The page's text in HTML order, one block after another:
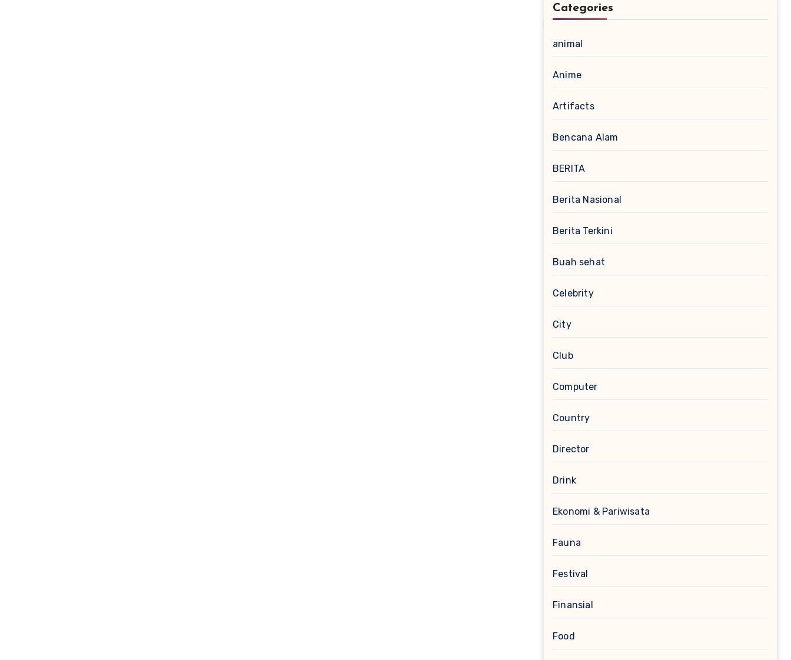
Categories
animal
Anime
Artifacts
Bencana Alam
BERITA
Berita Nasional
Berita Terkini
Buah sehat
Celebrity
City
Club
Computer
Country
Director
Drink
Ekonomi & Pariwisata
Fauna
Festival
Finansial
Food